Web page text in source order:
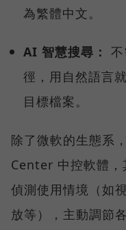
為繁體中文。
AI 智慧搜尋：
徑，用自然語言
目標檔案。
除了微軟的生態系
Center 中控軟體
偵測使用情境（如
放等），主動調節